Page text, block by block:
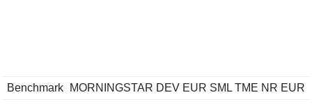
Benchmark
MORNINGSTAR DEV EUR SML TME NR EUR